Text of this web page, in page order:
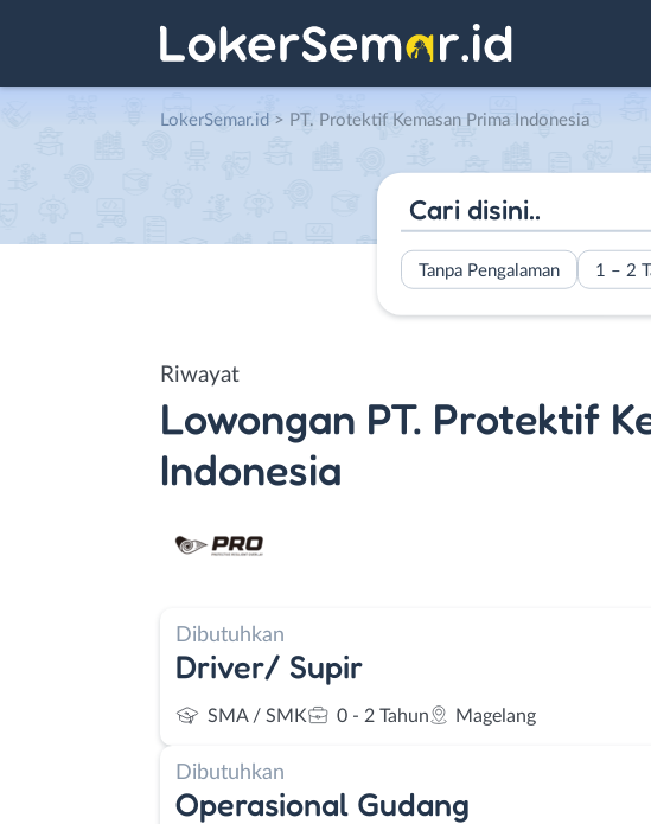
LokerSemar.id > PT. Protektif Kemasan Prima Indonesia
Tanpa Pengalaman 1 – 2
Riwayat
Lowongan PT. Protektif
Indonesia
Dibutuhkan
Driver/ Supir
SMA / SMK 0 - 2 Tahun Magelang
Dibutuhkan
Operasional Gudang